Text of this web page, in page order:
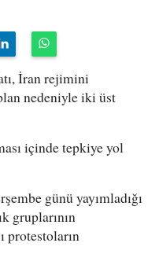
İran rejimini
nedeniyle iki üst
içinde tepkiye yol
günü yayımladığı
gruplarının
protestoların